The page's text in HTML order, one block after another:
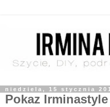
niedziela, 15 stycznia
Pokaz